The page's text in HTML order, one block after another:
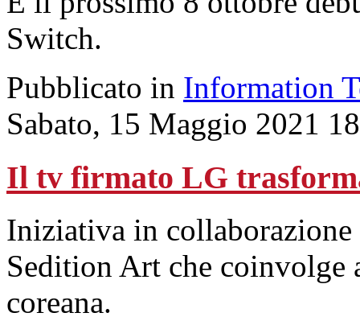
Switch.
Pubblicato in Information
Sabato, 15 Maggio 2021
Il tv firmato LG
Iniziativa in
Sedition Art che coinvolge
coreana.